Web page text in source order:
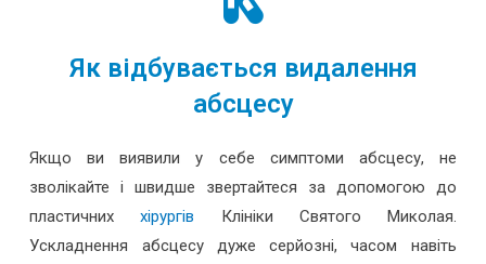
Як відбувається видалення
абсцесу
Якщо ви виявили у себе симптоми абсцесу, не
зволікайте і швидше звертайтеся за допомогою до
пластичниххірургів Клініки Святого Миколая.
Ускладнення абсцесу дуже серйозні, часом навіть